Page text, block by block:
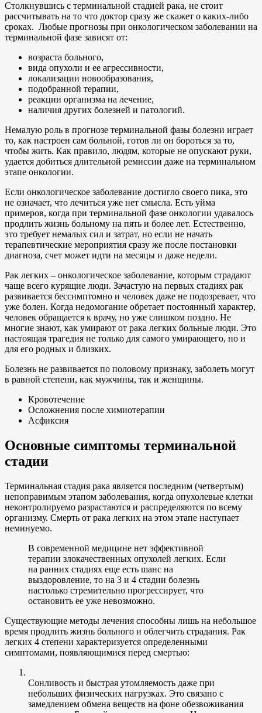
Столкнувшись с терминальной стадией рака, не стоит
рассчитывать на то что доктор сразу же скажет о каких-либо
сроках. Любые прогнозы при онкологическом заболевании на
терминальной фазе зависят от:
возраста больного,
вида опухоли и ее агрессивности,
локализации новообразования,
подобранной терапии,
реакции организма на лечение,
наличия других болезней и патологий.
Немалую роль в прогнозе терминальной фазы болезни играет
то, как настроен сам больной, готов ли он бороться за то,
чтобы жить. Как правило, людям, которые не опускают руки,
удается добиться длительной ремиссии даже на терминальном
этапе онкологии.
Если онкологическое заболевание достигло своего пика, это
не означает, что лечиться уже нет смысла. Есть уйма
примеров, когда при терминальной фазе онкологии удавалось
продлить жизнь больному на пять и более лет. Естественно,
это требует немалых сил и затрат, но если не начать
терапевтические мероприятия сразу же после постановки
диагноза, счет может идти на месяцы и даже недели.
Рак легких – онкологическое заболевание, которым страдают
чаще всего курящие люди. Зачастую на первых стадиях рак
развивается бессимптомно и человек даже не подозревает, что
уже болен. Когда недомогание обретает постоянный характер,
человек обращается к врачу, но уже слишком поздно. Не
многие знают, как умирают от рака легких больные люди. Это
настоящая трагедия не только для самого умирающего, но и
для его родных и близких.
Болезнь не развивается по половому признаку, заболеть могут
в равной степени, как мужчины, так и женщины.
Кровотечение
Осложнения после химиотерапии
Асфиксия
Основные симптомы терминальной
стадии
Терминальная стадия рака является последним (четвертым)
непоправимым этапом заболевания, когда опухолевые клетки
неконтролируемо разрастаются и распределяются по всему
организму. Смерть от рака легких на этом этапе наступает
неминуемо.
В современной медицине нет эффективной
терапии злокачественных опухолей легких. Если
на ранних стадиях еще есть шанс на
выздоровление, то на 3 и 4 стадии болезнь
настолько стремительно прогрессирует, что
остановить ее уже невозможно.
Существующие методы лечения способны лишь на небольшое
время продлить жизнь больного и облегчить страдания. Рак
легких 4 степени характеризуется определенными
симптомами, появляющимися перед смертью:
Сонливость и быстрая утомляемость даже при
небольших физических нагрузках. Это связано с
замедлением обмена веществ на фоне обезвоживания